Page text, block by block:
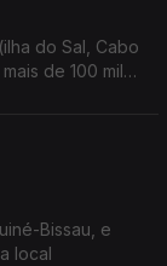
do Sal, Cabo
de 100 mil
Bissau, e
local